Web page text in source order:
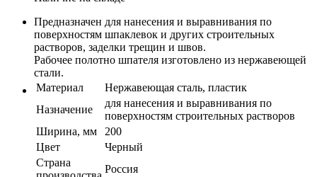
Предназначен для нанесения и выравнивания по
поверхностям шпаклевок и других строительных
растворов, заделки трещин и швов.
Рабочее полотно шпателя изготовлено из нержавеющей
стали.
Материал
Нержавеющая сталь, пластик
Назначение
для нанесения и выравнивания по
поверхностям строительных растворов
Ширина, мм
200
Цвет
Черный
Страна
Россия